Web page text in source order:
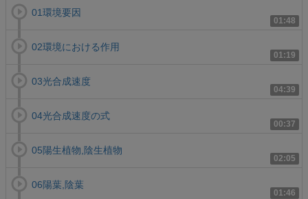
01:48
01環境要因
01:19
02環境における作用
04:39
03光合成速度
00:37
04光合成速度の式
02:05
05陽生植物,陰生植物
01:46
06陽葉,陰葉